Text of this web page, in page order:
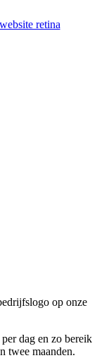
op onze
dag en zo bereik
twee maanden.